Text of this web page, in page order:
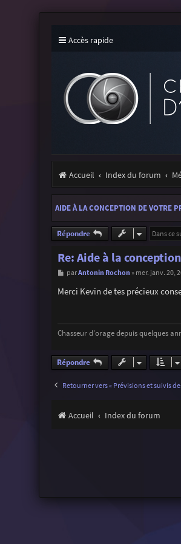
Accès rapide
Accueil Index du forum
AIDE À LA CONCEPTION DE VOTRE
Répondre
Re: Aide à la
M
s
parAntonin Rochon» mer. janv. 20,
Merci Kevin de tes précieux
Chasseur d'orage depuis quelques
Répondre
Retourner vers « Prévisions et suivis
Accueil Index du forum